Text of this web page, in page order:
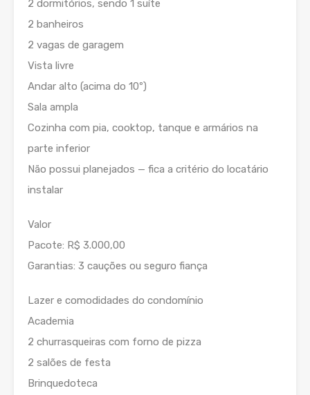
2 dormitórios, sendo 1 suíte
2 banheiros
2 vagas de garagem
Vista livre
Andar alto (acima do 10º)
Sala ampla
Cozinha com pia, cooktop, tanque e armários na
parte inferior
Não possui planejados — fica a critério do locatário
instalar
Valor
Pacote: R$ 3.000,00
Garantias: 3 cauções ou seguro fiança
Lazer e comodidades do condomínio
Academia
2 churrasqueiras com forno de pizza
2 salões de festa
Brinquedoteca